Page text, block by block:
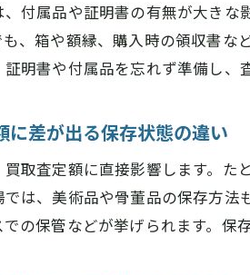
付属品や証明書の有無が大き
、箱や額縁、購入時の領収書
明書や付属品を忘れず準備し、
に差が出る保存状態の違い
取査定額に直接影響します。た
は、美術品や骨董品の保存方
の保管などが挙げられます。保